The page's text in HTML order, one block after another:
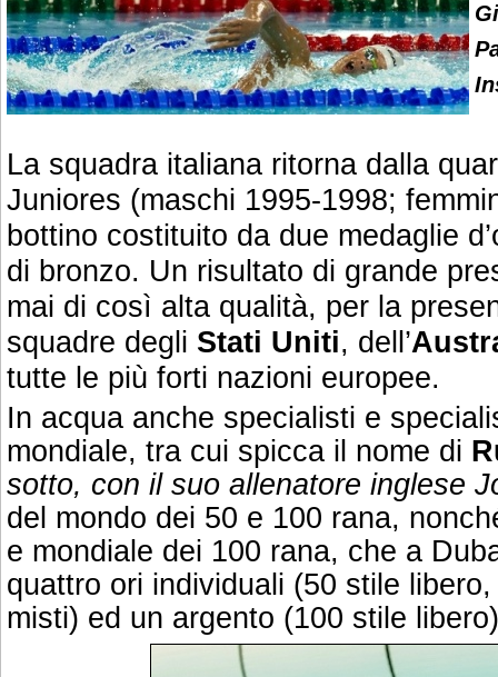
La squadra italiana ritorna dalla
Juniores (maschi 1995-1998;
bottino costituito da due medaglie
di bronzo. Un risultato di grande
mai di così alta qualità, per la
squadre degli Stati Uniti, dell’
tutte le più forti nazioni europee.
In acqua anche specialisti e
mondiale, tra cui spicca il nome di
sotto, con il suo allenatore inglese
del mondo dei 50 e 100 rana,
e mondiale dei 100 rana, che a
quattro ori individuali (50 stile
misti) ed un argento (100 stile